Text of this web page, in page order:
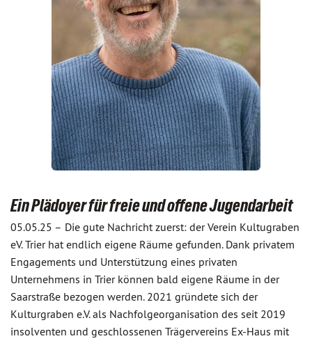
Ein Plädoyer für freie und offene Jugendarbeit
05.05.25 – Die gute Nachricht zuerst: der Verein Kultugraben
eV. Trier hat endlich eigene Räume gefunden. Dank privatem
Engagements und Unterstützung eines privaten
Unternehmens in Trier können bald eigene Räume in der
Saarstraße bezogen werden. 2021 gründete sich der
Kulturgraben e.V. als Nachfolgeorganisation des seit 2019
insolventen und geschlossenen Trägervereins Ex-Haus mit